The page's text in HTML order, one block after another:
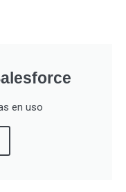
en uso